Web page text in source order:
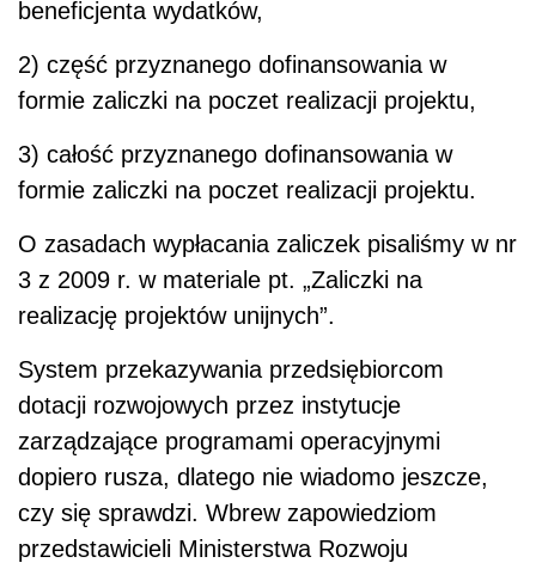
beneficjenta wydatków,
2) część przyznanego dofinansowania w
formie zaliczki na poczet realizacji projektu,
3) całość przyznanego dofinansowania w
formie zaliczki na poczet realizacji projektu.
O zasadach wypłacania zaliczek pisaliśmy w nr
3 z 2009 r. w materiale pt. „Zaliczki na
realizację projektów unijnych”.
System przekazywania przedsiębiorcom
dotacji rozwojowych przez instytucje
zarządzające programami operacyjnymi
dopiero rusza, dlatego nie wiadomo jeszcze,
czy się sprawdzi. Wbrew zapowiedziom
przedstawicieli Ministerstwa Rozwoju